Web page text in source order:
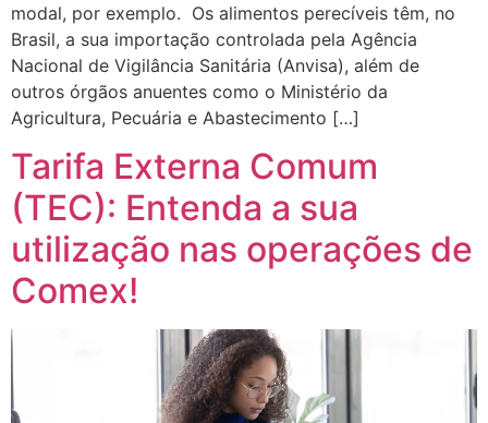
modal, por exemplo. Os alimentos perecíveis têm, no
Brasil, a sua importação controlada pela Agência
Nacional de Vigilância Sanitária (Anvisa), além de
outros órgãos anuentes como o Ministério da
Agricultura, Pecuária e Abastecimento […]
Tarifa Externa Comum
(TEC): Entenda a sua
utilização nas operações de
Comex!